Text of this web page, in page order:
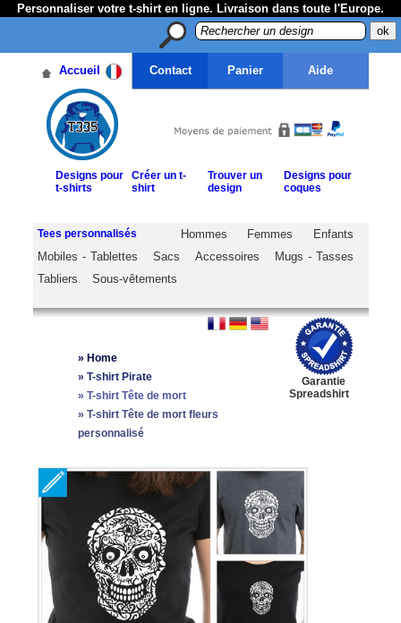
Personnaliser votre t-shirt en ligne. Livraison dans toute l'Europe.
Accueil Contact Panier Aide
Designs pour
t-shirts
Créer un t-
shirt
Trouver un
design
Designs pour
coques
Tees personnalisés Hommes Femmes
Enfants
Mobiles - Tablettes
Sacs Accessoires
Mugs - Tasses
Tabliers
Sous-vêtements
Garantie
Spreadshirt
» Home
» T-shirt Pirate
» T-shirt Tête de mort
» T-shirt Tête de mort fleurs
personnalisé